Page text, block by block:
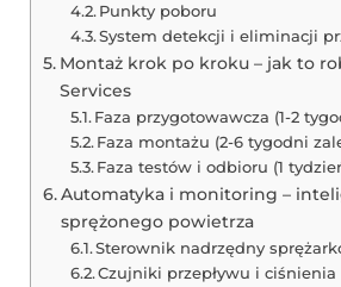
Punkty poboru
System detekcji i eliminacji
Montaż krok po kroku – jak to
Services
Faza przygotowawcza (1-2
Faza montażu (2-6 tygodni
Faza testów i odbioru (1
Automatyka i monitoring –
sprężonego powietrza
Sterownik nadrzędny
Czujniki przepływu i ciśnienia